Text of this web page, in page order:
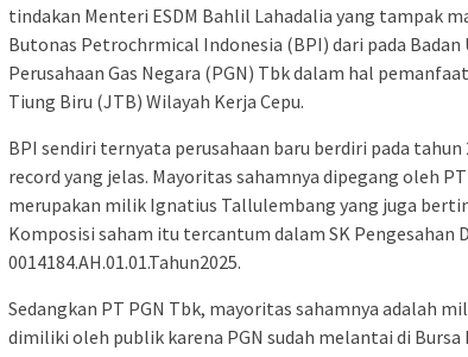
tindakan Menteri ESDM Bahlil Lahadalia yang tampak
Butonas Petrochrmical Indonesia (BPI) dari pada Badan
Perusahaan Gas Negara (PGN) Tbk dalam hal
Tiung Biru (JTB) Wilayah Kerja Cepu.
BPI sendiri ternyata perusahaan baru berdiri pada
record yang jelas. Mayoritas sahamnya dipegang oleh
merupakan milik Ignatius Tallulembang yang juga
Komposisi saham itu tercantum dalam SK Pengesahan
0014184.AH.01.01.Tahun2025.
Sedangkan PT PGN Tbk, mayoritas sahamnya adalah
dimiliki oleh publik karena PGN sudah melantai di Bursa